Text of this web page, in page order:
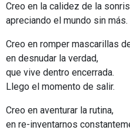
Creo en la calidez de la
apreciando el mundo sin más.
Creo en romper mascarillas
en desnudar la verdad,
que vive dentro encerrada.
Llego el momento de salir.
Creo en aventurar la rutina,
en re-inventarnos